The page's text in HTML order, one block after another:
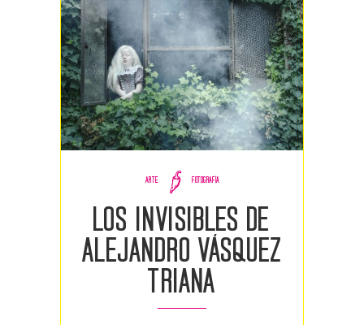
ARTE FOTOGRAFÍA
LOS INVISIBLES DE
ALEJANDRO VÁSQUEZ
TRIANA